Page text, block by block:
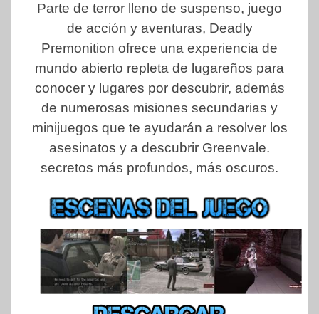
Parte de terror lleno de suspenso, juego
de acción y aventuras, Deadly
Premonition ofrece una experiencia de
mundo abierto repleta de lugareños para
conocer y lugares por descubrir, además
de numerosas misiones secundarias y
minijuegos que te ayudarán a resolver los
asesinatos y a descubrir Greenvale.
secretos más profundos, más oscuros.